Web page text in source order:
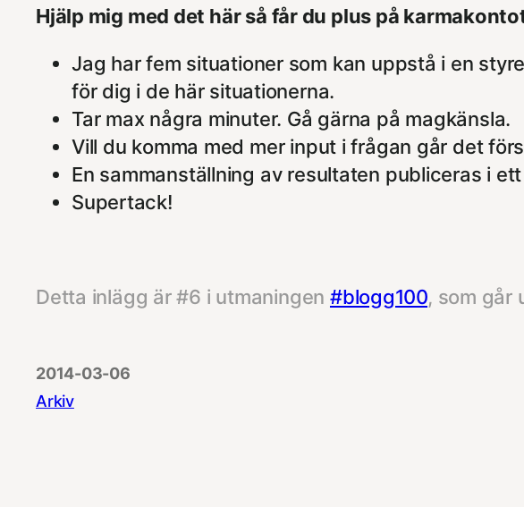
Hjälp mig med det här så får du plus på
Jag har fem situationer som kan uppstå i en
för dig i de här situationerna.
Tar max några minuter. Gå gärna på magkänsla.
Vill du komma med mer input i frågan går det
En sammanställning av resultaten publiceras i
Supertack!
Detta inlägg är #6 i utmaningen #blogg100, som går
2014-03-06
Arkiv